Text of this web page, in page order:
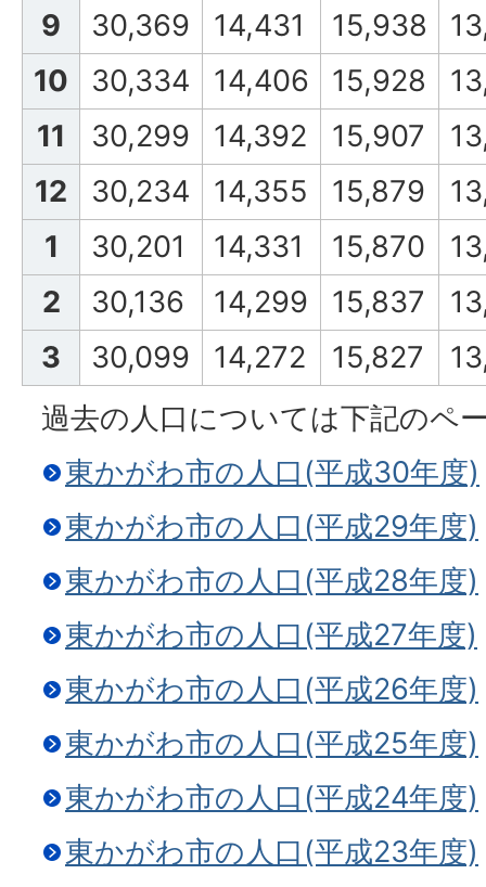
9
30,369 14,431 15,938
10
30,334 14,406 15,928
11
30,299 14,392 15,907
12
30,234 14,355 15,879
1
30,201 14,331 15,870
2
30,136 14,299 15,837
3
30,099 14,272 15,827
過去の人口については下記のペ
東かがわ市の人口(平成30年度)
東かがわ市の人口(平成29年度)
東かがわ市の人口(平成28年度)
東かがわ市の人口(平成27年度)
東かがわ市の人口(平成26年度)
東かがわ市の人口(平成25年度)
東かがわ市の人口(平成24年度)
東かがわ市の人口(平成23年度)